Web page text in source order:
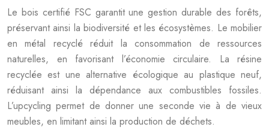
Le bois certifié FSC garantit une gestion durable des forêts,
préservant ainsi la biodiversité et les écosystèmes. Le mobilier
en métal recyclé réduit la consommation de ressources
naturelles, en favorisant l’économie circulaire. La résine
recyclée est une alternative écologique au plastique neuf,
réduisant ainsi la dépendance aux combustibles fossiles.
L’upcycling permet de donner une seconde vie à de vieux
meubles, en limitant ainsi la production de déchets.